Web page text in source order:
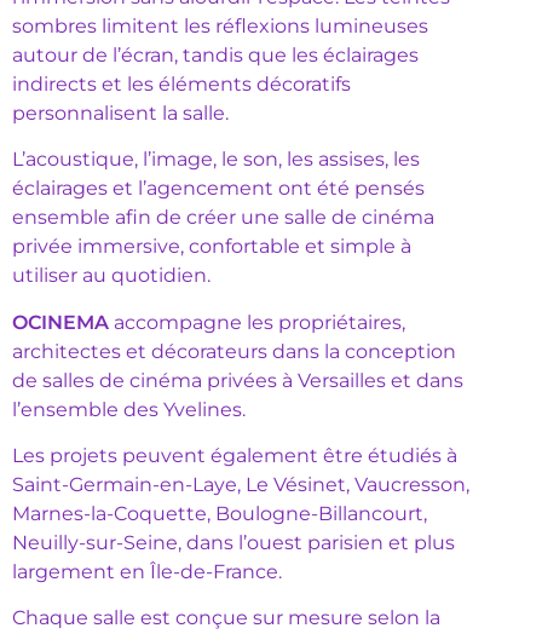
sombres limitent les réflexions lumineuses
autour de l’écran, tandis que les éclairages
indirects et les éléments décoratifs
personnalisent la salle.
L’acoustique, l’image, le son, les assises, les
éclairages et l’agencement ont été pensés
ensemble afin de créer une salle de cinéma
privée immersive, confortable et simple à
utiliser au quotidien.
OCINEMA accompagne les propriétaires,
architectes et décorateurs dans la conception
de salles de cinéma privées à Versailles et dans
l’ensemble des Yvelines.
Les projets peuvent également être étudiés à
Saint-Germain-en-Laye, Le Vésinet, Vaucresson,
Marnes-la-Coquette, Boulogne-Billancourt,
Neuilly-sur-Seine, dans l’ouest parisien et plus
largement en Île-de-France.
Chaque salle est conçue sur mesure selon la